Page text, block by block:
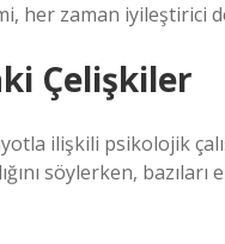
her zaman iyileştirici
Çelişkiler
ilişkili psikolojik
söylerken,